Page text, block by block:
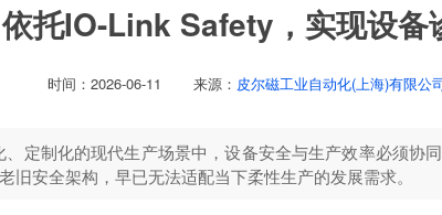
托IO-Link Safety，实现设备
时间： 2026-06-11 来源： 皮尔磁工业自动化(上海)有限公
、定制化的现代生产场景中，设备安全与生产效率必须协
旧安全架构，早已无法适配当下柔性生产的发展需求。